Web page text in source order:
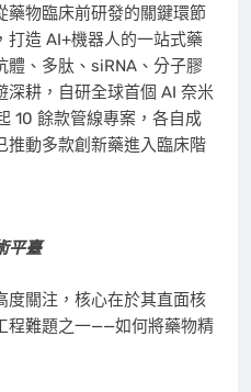
藥物臨床前研發的關鍵環節
打造 AI+機器人的一站式藥
體、多肽、siRNA、分子膠
耕，自研全球首個 AI 奈米
10 餘款管線專案，各自成
推動多款創新藥進入臨床階
平臺
度關注，核心在於其直面核
程難題之一——如何將藥物精